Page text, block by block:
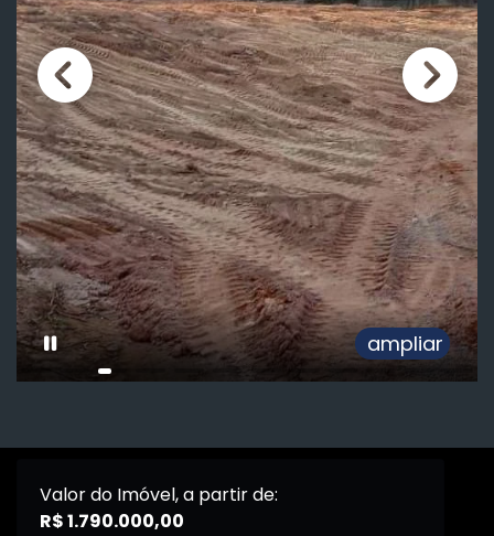
ampliar
Valor do Imóvel, a partir de:
R$ 1.790.000,00